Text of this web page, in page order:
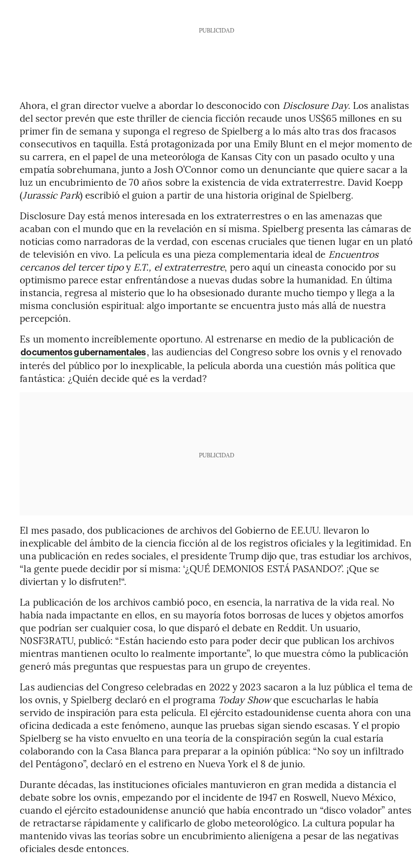
PUBLICIDAD
Ahora, el gran director vuelve a abordar lo desconocido con Disclosure Day. Los analistas
del sector prevén que este thriller de ciencia ficción recaude unos US$65 millones en su
primer fin de semana y suponga el regreso de Spielberg a lo más alto tras dos fracasos
consecutivos en taquilla. Está protagonizada por una Emily Blunt en el mejor momento de
su carrera, en el papel de una meteoróloga de Kansas City con un pasado oculto y una
empatía sobrehumana, junto a Josh O’Connor como un denunciante que quiere sacar a la
luz un encubrimiento de 70 años sobre la existencia de vida extraterrestre. David Koepp
(Jurassic Park) escribió el guion a partir de una historia original de Spielberg.
Disclosure Day está menos interesada en los extraterrestres o en las amenazas que
acaban con el mundo que en la revelación en sí misma. Spielberg presenta las cámaras de
noticias como narradoras de la verdad, con escenas cruciales que tienen lugar en un plató
de televisión en vivo. La película es una pieza complementaria ideal de Encuentros
cercanos del tercer tipoy E.T., el extraterrestre, pero aquí un cineasta conocido por su
optimismo parece estar enfrentándose a nuevas dudas sobre la humanidad. En última
instancia, regresa al misterio que lo ha obsesionado durante mucho tiempo y llega a la
misma conclusión espiritual: algo importante se encuentra justo más allá de nuestra
percepción.
Es un momento increíblemente oportuno. Al estrenarse en medio de la publicación de
documentos gubernamentales, las audiencias del Congreso sobre los ovnis y el renovado
interés del público por lo inexplicable, la película aborda una cuestión más política que
fantástica: ¿Quién decide qué es la verdad?
PUBLICIDAD
El mes pasado, dos publicaciones de archivos del Gobierno de EE.UU. llevaron lo
inexplicable del ámbito de la ciencia ficción al de los registros oficiales y la legitimidad. En
una publicación en redes sociales, el presidente Trump dijo que, tras estudiar los archivos,
“la gente puede decidir por sí misma: ‘¿QUÉ DEMONIOS ESTÁ PASANDO?’. ¡Que se
diviertan y lo disfruten!“.
La publicación de los archivos cambió poco, en esencia, la narrativa de la vida real. No
había nada impactante en ellos, en su mayoría fotos borrosas de luces y objetos amorfos
que podrían ser cualquier cosa, lo que disparó el debate en Reddit. Un usuario,
N0SF3RATU, publicó: “Están haciendo esto para poder decir que publican los archivos
mientras mantienen oculto lo realmente importante”, lo que muestra cómo la publicación
generó más preguntas que respuestas para un grupo de creyentes.
Las audiencias del Congreso celebradas en 2022 y 2023 sacaron a la luz pública el tema de
los ovnis, y Spielberg declaró en el programa Today Showque escucharlas le había
servido de inspiración para esta película. El ejército estadounidense cuenta ahora con una
oficina dedicada a este fenómeno, aunque las pruebas sigan siendo escasas. Y el propio
Spielberg se ha visto envuelto en una teoría de la conspiración según la cual estaría
colaborando con la Casa Blanca para preparar a la opinión pública: “No soy un infiltrado
del Pentágono”, declaró en el estreno en Nueva York el 8 de junio.
Durante décadas, las instituciones oficiales mantuvieron en gran medida a distancia el
debate sobre los ovnis, empezando por el incidente de 1947 en Roswell, Nuevo México,
cuando el ejército estadounidense anunció que había encontrado un “disco volador” antes
de retractarse rápidamente y calificarlo de globo meteorológico. La cultura popular ha
mantenido vivas las teorías sobre un encubrimiento alienígena a pesar de las negativas
oficiales desde entonces.